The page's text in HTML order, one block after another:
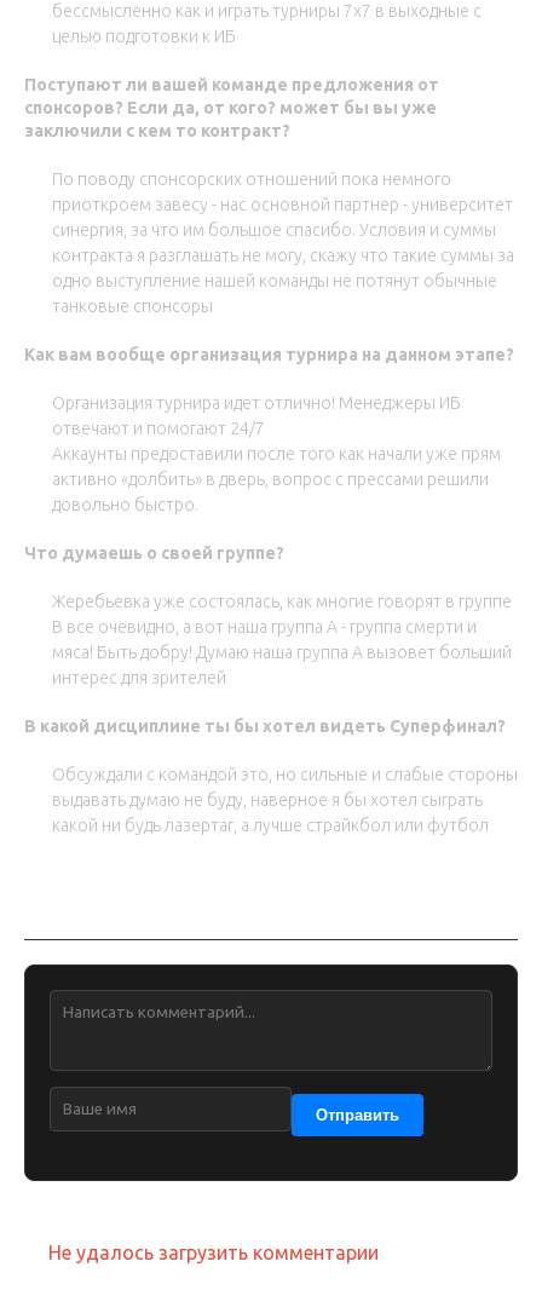
бессмысленно как и играть турниры 7х7 в выходные с
целью подготовки к ИБ
Поступают ли вашей команде предложения от
спонсоров? Если да, от кого? может бы вы уже
заключили с кем то контракт?
По поводу спонсорских отношений пока немного
приоткроем завесу - нас основной партнер - университет
синергия, за что им большое спасибо. Условия и суммы
контракта я разглашать не могу, скажу что такие суммы за
одно выступление нашей команды не потянут обычные
танковые спонсоры
Как вам вообще организация турнира на данном этапе?
Организация турнира идет отлично! Менеджеры ИБ
отвечают и помогают 24/7
Аккаунты предоставили после того как начали уже прям
активно «долбить» в дверь, вопрос с прессами решили
довольно быстро.
Что думаешь о своей группе?
Жеребьевка уже состоялась, как многие говорят в группе
В все очевидно, а вот наша группа А - группа смерти и
мяса! Быть добру! Думаю наша группа А вызовет больший
интерес для зрителей
В какой дисциплине ты бы хотел видеть Суперфинал?
Обсуждали с командой это, но сильные и слабые стороны
выдавать думаю не буду, наверное я бы хотел сыграть
какой ни будь лазертаг, а лучше страйкбол или футбол
Отправить
Не удалось загрузить комментарии